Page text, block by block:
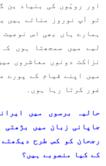
اور رویّوں کی بنیاد بن
تو آپ نوروز مناتے ہیں
ہمارے ہاں بھی اس
لیے میں سمجھتا ہوں
نزاکت دونوں معاشروں
میں اپنے قیام کے پورے
غور کرتا رہا ہوں۔
حالیہ برسوں میں
جاپانی زبان میں
رجحان کو کس طرح
کے کیا منصوبے ہیں؟